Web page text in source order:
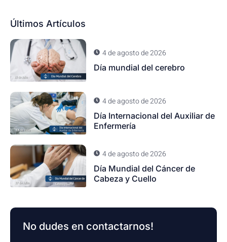
Últimos Artículos
4 de agosto de 2026
Día mundial del cerebro
4 de agosto de 2026
Día Internacional del Auxiliar de
Enfermería
4 de agosto de 2026
Día Mundial del Cáncer de
Cabeza y Cuello
No dudes en contactarnos!